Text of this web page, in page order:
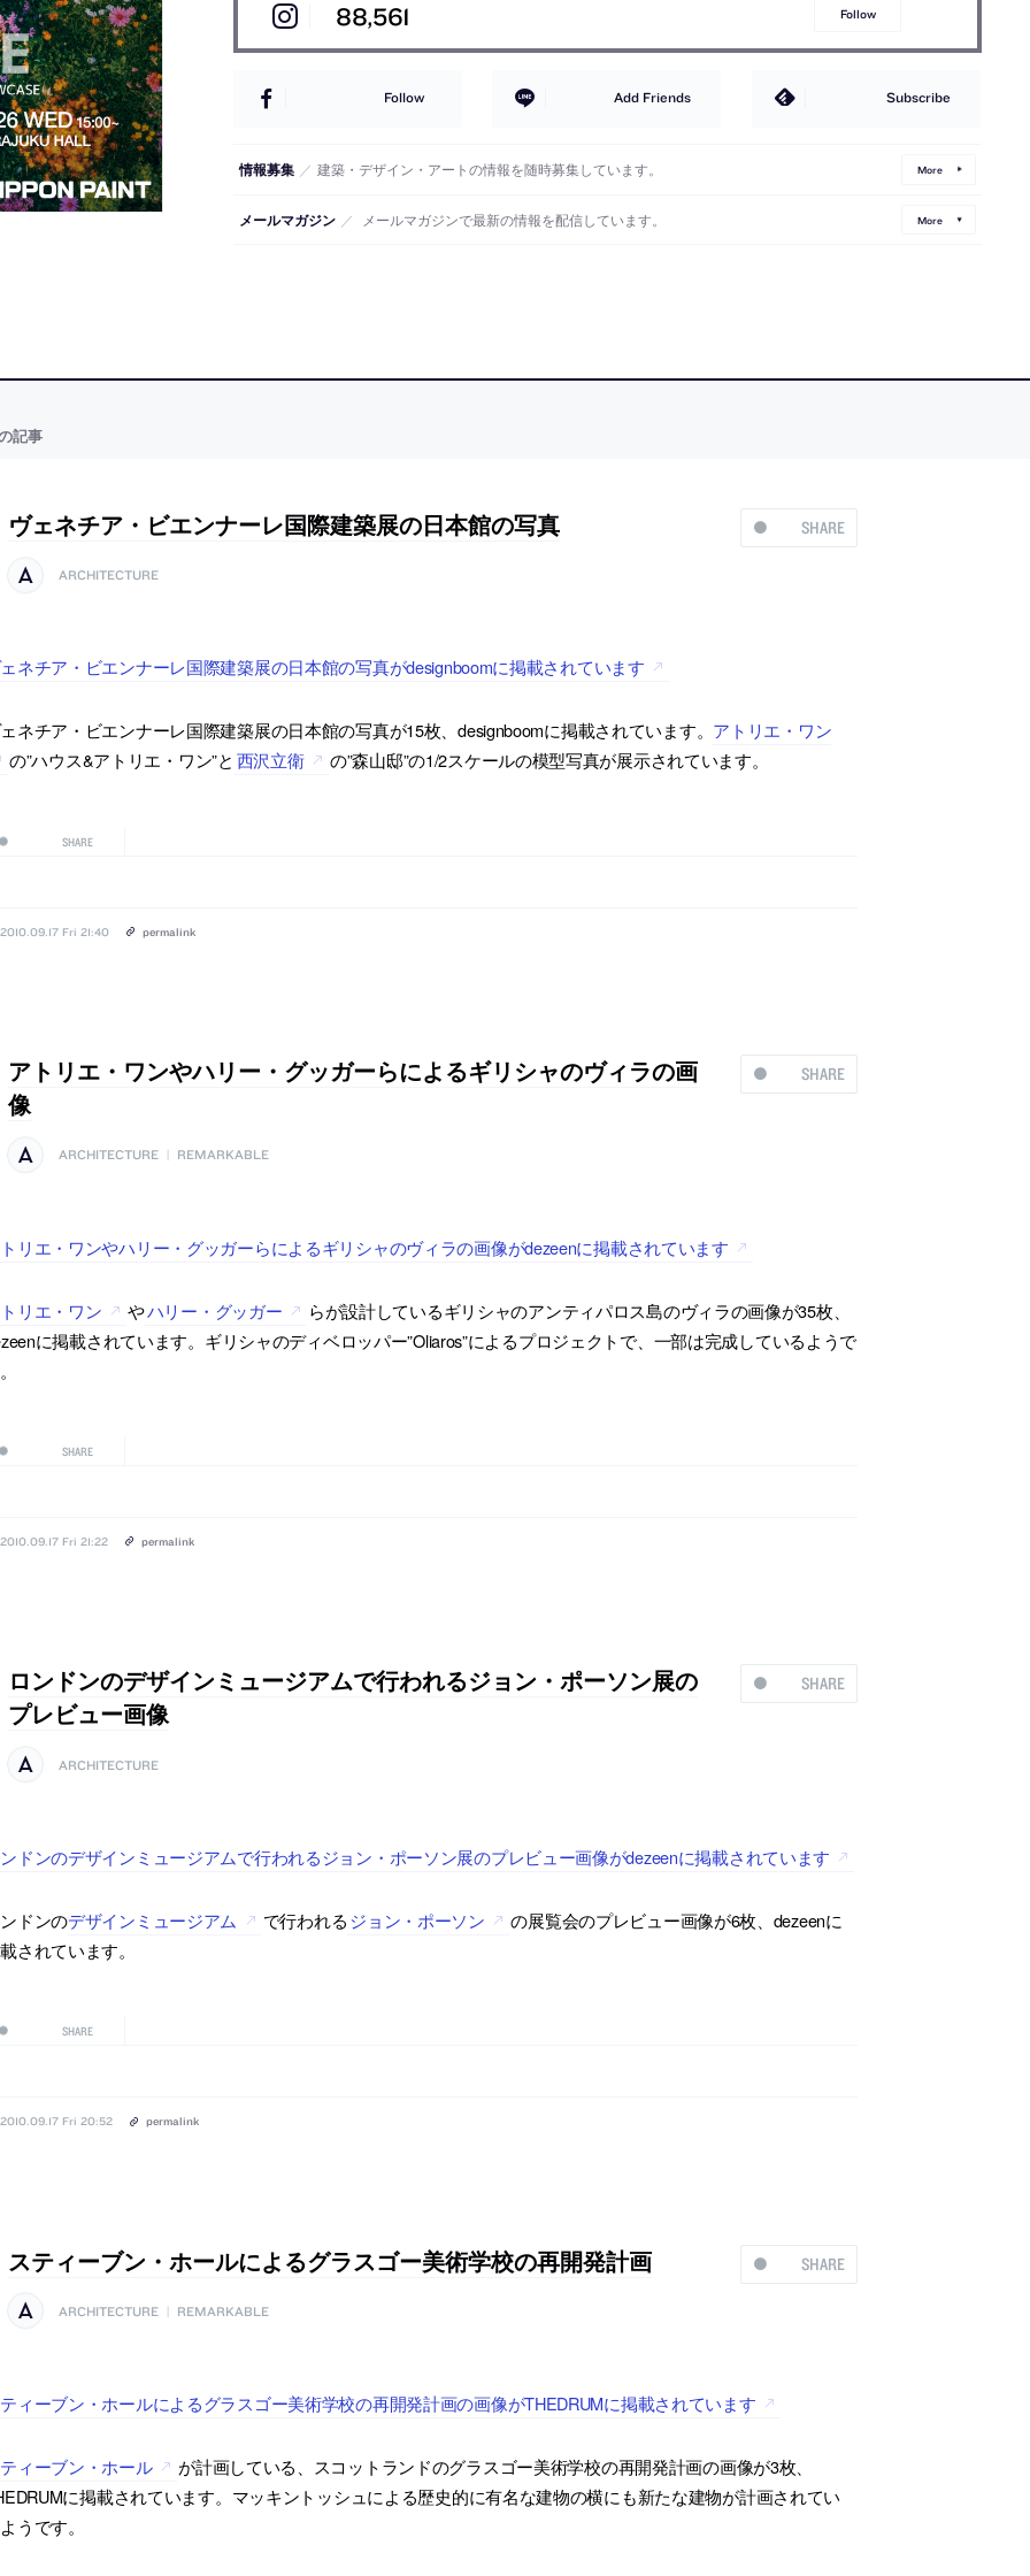
88,561 Follow
Follow Add Friends Subscribe
情報募集 ／ 建築・デザイン・アートの情報を随時募集しています。 More
メールマガジン ／ メールマガジンで最新の情報を配信しています。 More
記事
SHARE
ヴェネチア・ビエンナーレ国際建築展の日本館の写真
ARCHITECTURE
ネチア・ビエンナーレ国際建築展の日本館の写真がdesignboomに掲載されています
ネチア・ビエンナーレ国際建築展の日本館の写真が15枚、designboomに掲載されています。 アトリエ・ワン
の”ハウス&アトリエ・ワン”と 西沢立衛 の”森山邸”の1/2スケールの模型写真が展示されています。
SHARE
2010.09.17 Fri 21:40 permalink
SHARE
アトリエ・ワンやハリー・グッガーらによるギリシャのヴィラの画
像
ARCHITECTURE REMARKABLE
リエ・ワンやハリー・グッガーらによるギリシャのヴィラの画像がdezeenに掲載されています
リエ・ワン やハリー・グッガー
らが設計しているギリシャのアンティパロス島のヴィラの画像が35枚、
に掲載されています。ギリシャのディベロッパー”Oliaros”によるプロジェクトで、一部は完成しているようで
SHARE
2010.09.17 Fri 21:22 permalink
SHARE
ロンドンのデザインミュージアムで行われるジョン・ポーソン展の
プレビュー画像
ARCHITECTURE
ドンのデザインミュージアムで行われるジョン・ポーソン展のプレビュー画像がdezeenに掲載されています
ドンのデザインミュージアム で行われるジョン・ポーソン
の展覧会のプレビュー画像が6枚、dezeenに
されています。
SHARE
2010.09.17 Fri 20:52 permalink
SHARE
スティーブン・ホールによるグラスゴー美術学校の再開発計画
ARCHITECTURE | REMARKABLE
ィーブン・ホールによるグラスゴー美術学校の再開発計画の画像がTHEDRUMに掲載されています
ィーブン・ホール
が計画している、スコットランドのグラスゴー美術学校の再開発計画の画像が3枚、
に掲載されています。マッキントッシュによる歴史的に有名な建物の横にも新たな建物が計画されてい
うです。